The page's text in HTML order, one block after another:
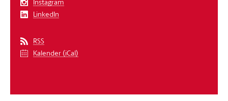
LinkedIn
RSS
Kalender (iCal)